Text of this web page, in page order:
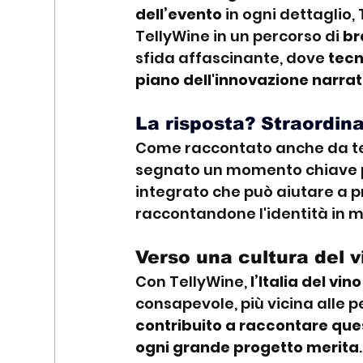
dell’evento in ogni dettaglio,
TellyWine in un percorso di
sfida affascinante, dove
piano dell'innovazione
La risposta?
Come raccontato anche da
segnato un momento
integrato che può aiutare a
raccontandone l'identità in
Verso una cultura del
Con TellyWine, l’Italia del
consapevole, più vicina alle
contribuito a raccontare
ogni grande progetto merita.